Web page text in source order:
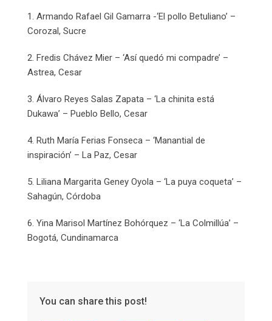
1. Armando Rafael Gil Gamarra -‘El pollo Betuliano’ –
Corozal, Sucre
2. Fredis Chávez Mier – ‘Así quedó mi compadre’ –
Astrea, Cesar
3. Álvaro Reyes Salas Zapata – ‘La chinita está
Dukawa’ – Pueblo Bello, Cesar
4. Ruth María Ferias Fonseca – ‘Manantial de
inspiración’ – La Paz, Cesar
5. Liliana Margarita Geney Oyola – ‘La puya coqueta’ –
Sahagún, Córdoba
6. Yina Marisol Martínez Bohórquez – ‘La Colmillúa’ –
Bogotá, Cundinamarca
You can share this post!